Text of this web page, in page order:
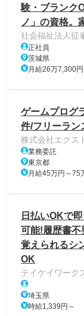
験・ブランク
ノ」の資格。
社会福祉法人征
正社員
茨城県
月給26万7,300
ゲームプログ
件/フリーラン
株式会社エクス
業務委託
東京都
月給45万円～75
日払いOKで
可能!履歴書不
覚えられるシ
OK
テイケイワーク
埼玉県
時給1,339円～